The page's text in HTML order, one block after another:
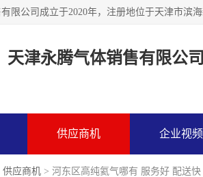
天津永腾气体销售有限公司
供应商机 企业视频
供应商机 > 河东区高纯氦气哪有 服务好 配送快